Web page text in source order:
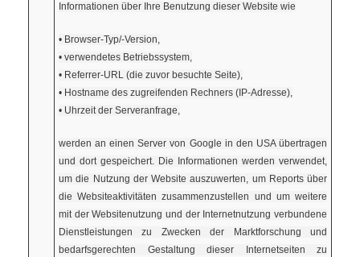
Informationen über Ihre Benutzung dieser Website wie
• Browser-Typ/-Version,
• verwendetes Betriebssystem,
• Referrer-URL (die zuvor besuchte Seite),
• Hostname des zugreifenden Rechners (IP-Adresse),
• Uhrzeit der Serveranfrage,
werden an einen Server von Google in den USA übertragen
und dort gespeichert. Die Informationen werden verwendet,
um die Nutzung der Website auszuwerten, um Reports über
die Websiteaktivitäten zusammenzustellen und um weitere
mit der Websitenutzung und der Internetnutzung verbundene
Dienstleistungen zu Zwecken der Marktforschung und
bedarfsgerechten Gestaltung dieser Internetseiten zu